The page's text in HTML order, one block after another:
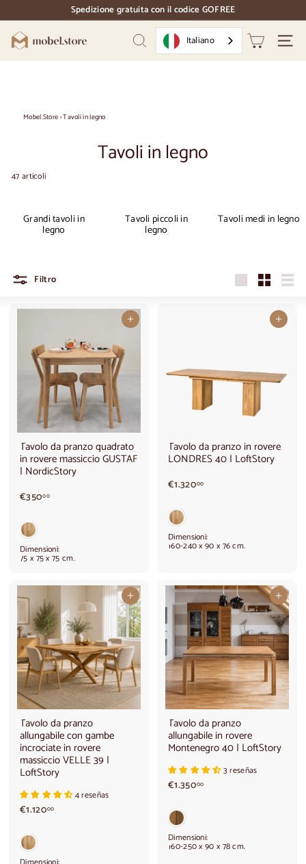
al
contenuto
pausa
diapositive
Spedizione gratuita con il codice GOFREE
M
o
o
Ricerca Italiano
Mobel.Store›Tavoli in legno
Tavoli in legno
47 articoli
Grandi tavoli in
legno
Tavoli piccoli in
legno
Tavoli medi in legno
Filtro
GrandePiccolo
Aggiungi al carrello
Tavolo da pranzo quadrato
in rovere massiccio GUSTAF
| NordicStory
€35000€
,
0
Dimensioni:
75 x 75 x 75 cm.
Aggiungi al carrello
Tavolo da pranzo in rovere
LONDRES 40 | LoftStory
€1.32000€
2
0
0
Dimensioni:
160-240 x 90 x 76 cm.
Aggiungi al carrello
Tavolo da pranzo
allungabile con gambe
incrociate in rovere
massiccio VELLE 39 |
LoftStory
4 reseñas
€1.12000€
2
Aggiungi al carrello
Tavolo da pranzo
allungabile in rovere
Montenegro 40 | LoftStory
3 reseñas
€1.35000€
5
0
Dimensioni:
160-250 x 90 x 78 cm.